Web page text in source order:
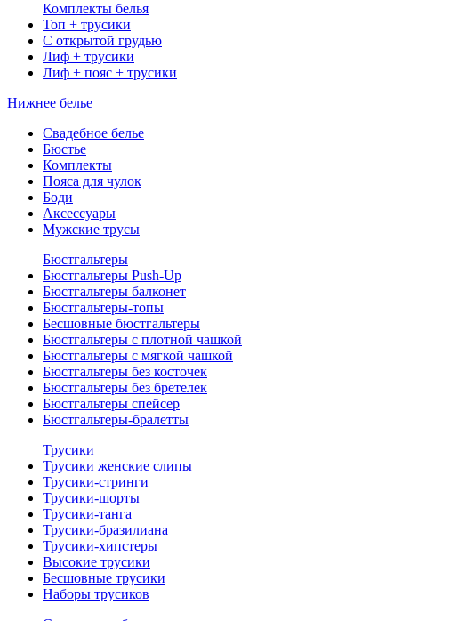
Комплекты белья
Топ + трусики
С открытой грудью
Лиф + трусики
Лиф + пояс + трусики
Нижнее белье
Свадебное белье
Бюстье
Комплекты
Пояса для чулок
Боди
Аксессуары
Мужские трусы
Бюстгальтеры
Бюстгальтеры Push-Up
Бюстгальтеры балконет
Бюстгальтеры-топы
Бесшовные бюстгальтеры
Бюстгальтеры с плотной чашкой
Бюстгальтеры с мягкой чашкой
Бюстгальтеры без косточек
Бюстгальтеры без бретелек
Бюстгальтеры спейсер
Бюстгальтеры-бралетты
Трусики
Трусики женские слипы
Трусики-стринги
Трусики-шорты
Трусики-танга
Трусики-бразилиана
Трусики-хипстеры
Высокие трусики
Бесшовные трусики
Наборы трусиков